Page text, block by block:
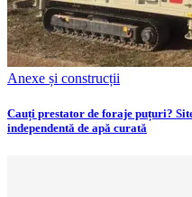
Anexe și construcții
Cauți prestator de foraje puțuri?
independentă de apă curată